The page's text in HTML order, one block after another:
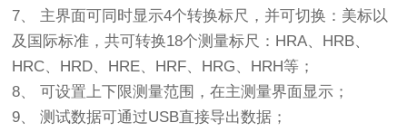
7、 主界面可同时显示4个转换标尺，并可切换：美标以
及国际标准，共可转换18个测量标尺：HRA、HRB、
HRC、HRD、HRE、HRF、HRG、HRH等；
8、 可设置上下限测量范围，在主测量界面显示；
9、 测试数据可通过USB直接导出数据；